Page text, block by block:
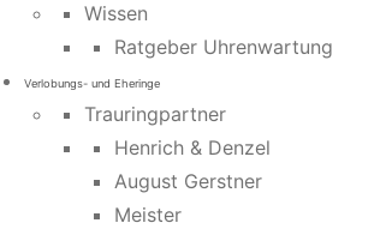
Wissen
Ratgeber Uhrenwartung
Verlobungs- und Eheringe
Trauringpartner
Henrich & Denzel
August Gerstner
Meister